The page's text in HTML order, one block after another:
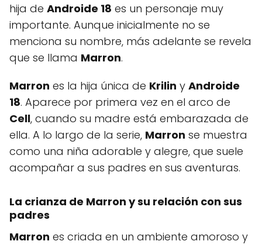
hija de Androide 18 es un personaje muy
importante. Aunque inicialmente no se
menciona su nombre, más adelante se revela
que se llama Marron.
Marron es la hija única de Krilin y Androide
18. Aparece por primera vez en el arco de
Cell, cuando su madre está embarazada de
ella. A lo largo de la serie, Marron se muestra
como una niña adorable y alegre, que suele
acompañar a sus padres en sus aventuras.
La crianza de Marron y su relación con sus
padres
Marron es criada en un ambiente amoroso y